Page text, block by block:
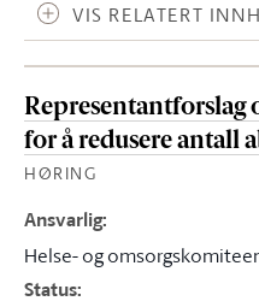
VIS RELATERT
Representantforslag
for å redusere antall
HØRING
Ansvarlig:
Helse- og
Status: